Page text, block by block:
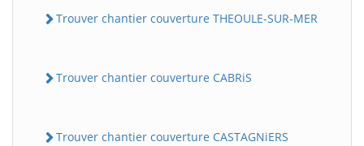
Trouver chantier couverture THEOULE-SUR-MER
Trouver chantier couverture CABRiS
Trouver chantier couverture CASTAGNiERS